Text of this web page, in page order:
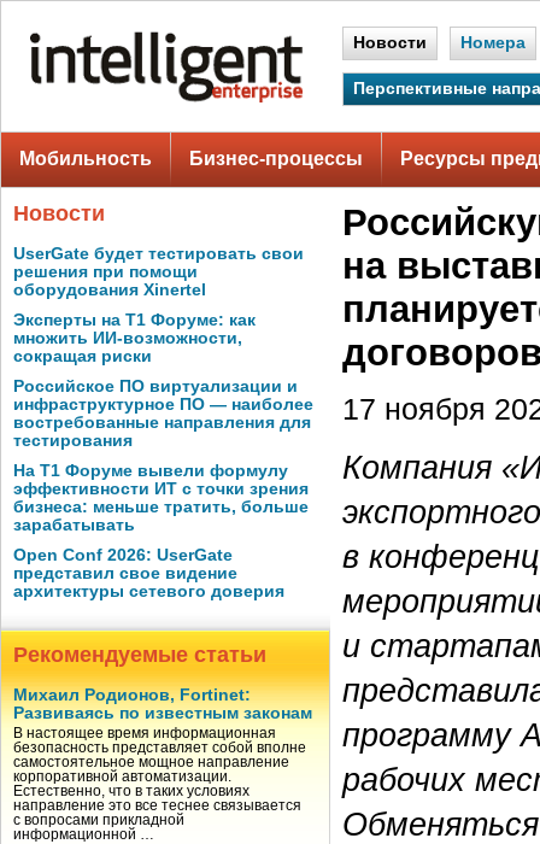
Новости Номера
Перспективные
Мобильность Бизнес-процессы Ресурсы
Новости
UserGate будет тестировать свои
решения при помощи
оборудования Xinertel
Эксперты на Т1 Форуме: как
множить ИИ-возможности,
сокращая риски
Российское ПО виртуализации и
инфраструктурное ПО — наиболее
востребованные направления для
тестирования
На Т1 Форуме вывели формулу
эффективности ИТ с точки зрения
бизнеса: меньше тратить, больше
зарабатывать
Open Conf 2026: UserGate
представил свое видение
архитектуры сетевого доверия
Рекомендуемые статьи
Михаил Родионов, Fortinet:
Развиваясь по известным законам
В настоящее время информационная
безопасность представляет собой вполне
самостоятельное мощное направление
корпоративной автоматизации.
Естественно, что в таких условиях
направление это все теснее связывается
с вопросами прикладной
информационной …
на
17 ноября
Компания
в
и
программу
рабочих